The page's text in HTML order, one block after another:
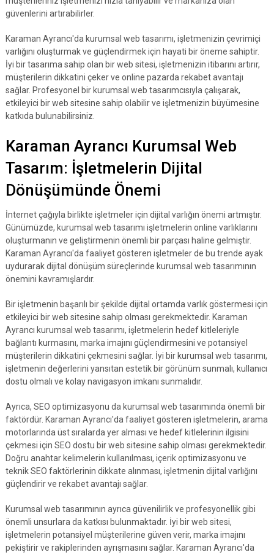
güvenlerini artırabilirler.
Karaman Ayrancı'da kurumsal web tasarımı, işletmenizin çevrimiçi
varlığını oluşturmak ve güçlendirmek için hayati bir öneme sahiptir.
İyi bir tasarıma sahip olan bir web sitesi, işletmenizin itibarını artırır,
müşterilerin dikkatini çeker ve online pazarda rekabet avantajı
sağlar. Profesyonel bir kurumsal web tasarımcısıyla çalışarak,
etkileyici bir web sitesine sahip olabilir ve işletmenizin büyümesine
katkıda bulunabilirsiniz.
Karaman Ayrancı Kurumsal Web
Tasarım: İşletmelerin Dijital
Dönüşümünde Önemi
İnternet çağıyla birlikte işletmeler için dijital varlığın önemi artmıştır.
Günümüzde, kurumsal web tasarımı işletmelerin online varlıklarını
oluşturmanın ve geliştirmenin önemli bir parçası haline gelmiştir.
Karaman Ayrancı'da faaliyet gösteren işletmeler de bu trende ayak
uydurarak dijital dönüşüm süreçlerinde kurumsal web tasarımının
önemini kavramışlardır.
Bir işletmenin başarılı bir şekilde dijital ortamda varlık göstermesi için
etkileyici bir web sitesine sahip olması gerekmektedir. Karaman
Ayrancı kurumsal web tasarımı, işletmelerin hedef kitleleriyle
bağlantı kurmasını, marka imajını güçlendirmesini ve potansiyel
müşterilerin dikkatini çekmesini sağlar. İyi bir kurumsal web tasarımı,
işletmenin değerlerini yansıtan estetik bir görünüm sunmalı, kullanıcı
dostu olmalı ve kolay navigasyon imkanı sunmalıdır.
Ayrıca, SEO optimizasyonu da kurumsal web tasarımında önemli bir
faktördür. Karaman Ayrancı'da faaliyet gösteren işletmelerin, arama
motorlarında üst sıralarda yer alması ve hedef kitlelerinin ilgisini
çekmesi için SEO dostu bir web sitesine sahip olması gerekmektedir.
Doğru anahtar kelimelerin kullanılması, içerik optimizasyonu ve
teknik SEO faktörlerinin dikkate alınması, işletmenin dijital varlığını
güçlendirir ve rekabet avantajı sağlar.
Kurumsal web tasarımının ayrıca güvenilirlik ve profesyonellik gibi
önemli unsurlara da katkısı bulunmaktadır. İyi bir web sitesi,
işletmelerin potansiyel müşterilerine güven verir, marka imajını
pekiştirir ve rakiplerinden ayrışmasını sağlar. Karaman Ayrancı'da